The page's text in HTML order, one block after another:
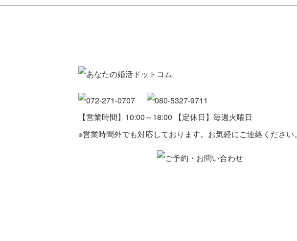
【営業時間】10:00～18:00 【定休日】毎週火曜日
※営業時間外でも対応しております。お気軽にご連絡ください。